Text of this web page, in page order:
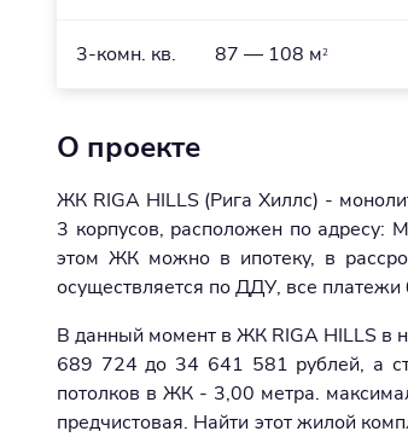
3-комн. кв. 87 — 108 м2
О проекте
ЖК RIGA HILLS (Рига Хиллс) -
3 корпусов, расположен по адресу:
этом ЖК можно в ипотеку, в
осуществляется по ДДУ, все платежи
В данный момент в ЖК RIGA HILLS в
689 724 до 34 641 581 рублей, а
потолков в ЖК - 3,00 метра.
предчистовая. Найти этот жилой